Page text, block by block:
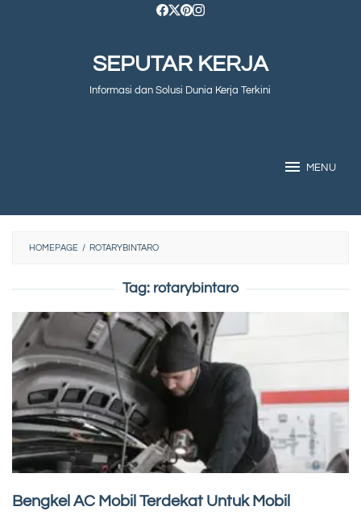
SEPUTAR KERJA
Informasi dan Solusi Dunia Kerja Terkini
MENU
HOMEPAGE / ROTARYBINTARO
Tag: rotarybintaro
Bengkel AC Mobil Terdekat Untuk Mobil